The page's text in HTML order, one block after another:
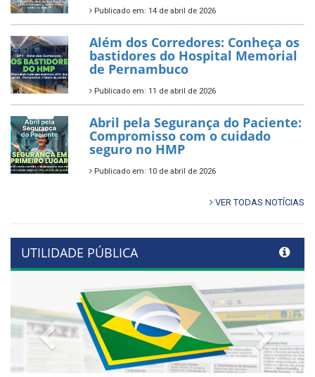
Publicado em: 14 de abril de 2026
Além dos Corredores: Conheça os
bastidores do Hospital Memorial
de Pernambuco
Publicado em: 11 de abril de 2026
Abril pela Segurança do Paciente:
Compromisso com o cuidado
seguro no HMP
Publicado em: 10 de abril de 2026
VER TODAS NOTÍCIAS
UTILIDADE PÚBLICA
Previous Next